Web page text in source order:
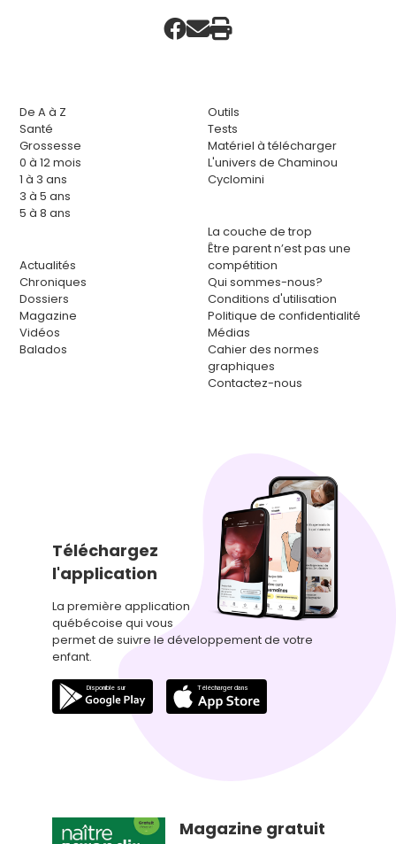
De A à Z
Santé
Grossesse
0 à 12 mois
1 à 3 ans
3 à 5 ans
5 à 8 ans
Actualités
Chroniques
Dossiers
Magazine
Vidéos
Balados
Outils
Tests
Matériel à télécharger
L'univers de Chaminou
Cyclomini
La couche de trop
Être parent n’est pas une
compétition
Qui sommes-nous?
Conditions d'utilisation
Politique de confidentialité
Médias
Cahier des normes
graphiques
Contactez-nous
Téléchargez
l'application
La première application
québécoise qui vous
permet de suivre le développement de votre
enfant.
Magazine gratuit